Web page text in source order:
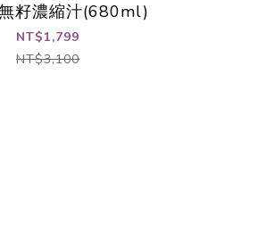
籽濃縮汁(680ml)
NT$1,799
NT$3,100